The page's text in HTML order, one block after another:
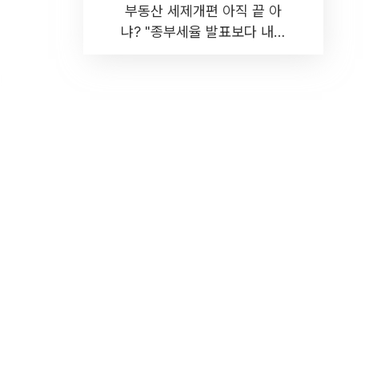
부동산 세제개편 아직 끝 아
냐? "종부세율 발표보다 내릴